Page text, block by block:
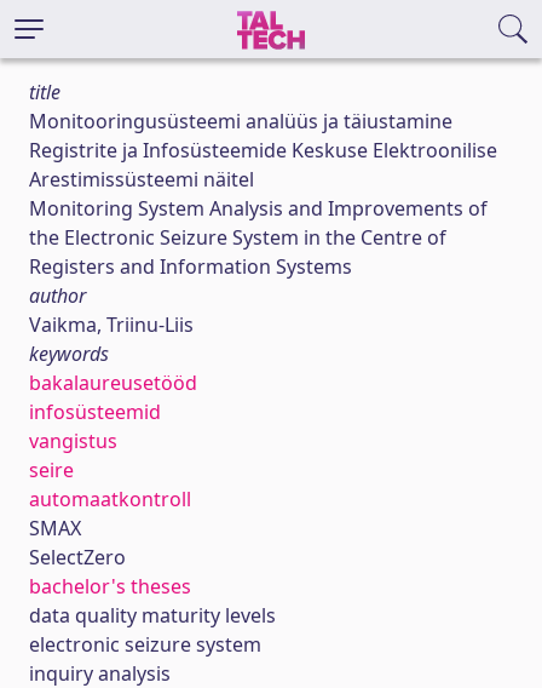
title
Monitooringusüsteemi analüüs ja täiustamine
Registrite ja Infosüsteemide Keskuse Elektroonilise
Arestimissüsteemi näitel
Monitoring System Analysis and Improvements of
the Electronic Seizure System in the Centre of
Registers and Information Systems
author
Vaikma, Triinu-Liis
keywords
bakalaureusetööd
infosüsteemid
vangistus
seire
automaatkontroll
SMAX
SelectZero
bachelor's theses
data quality maturity levels
electronic seizure system
inquiry analysis